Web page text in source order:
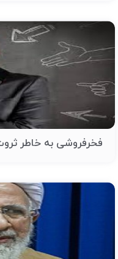
فخرفروشی به خاطر ثروت